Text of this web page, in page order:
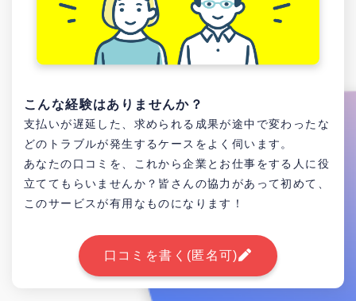
こんな経験はありませんか？
支払いが遅延した、求められる成果が途中で変わったな
どのトラブルが発生するケースをよく伺います。
あなたの口コミを、これから企業とお仕事をする人に役
立ててもらいませんか？皆さんの協力があって初めて、
このサービスが有用なものになります！
口コミを書く(匿名可)